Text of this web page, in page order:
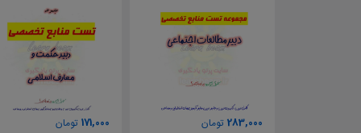
283,000 تومان
171,000 تومان